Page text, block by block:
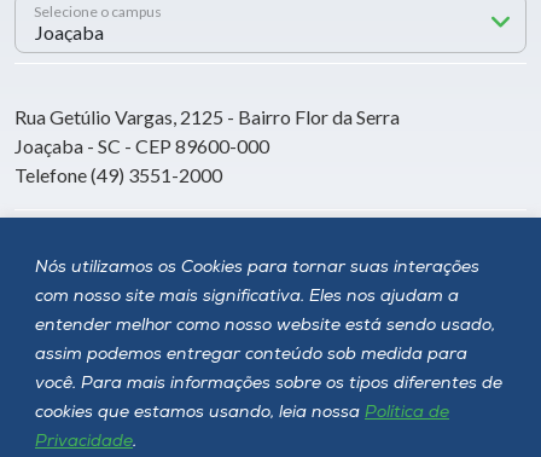
Nós utilizamos os Cookies para tornar suas interações
com nosso site mais significativa. Eles nos ajudam a
entender melhor como nosso website está sendo usado,
assim podemos entregar conteúdo sob medida para
você. Para mais informações sobre os tipos diferentes de
cookies que estamos usando, leia nossa Política de
Privacidade.
Selecione o campus
Rua Getúlio Vargas, 2125 - Bairro Flor da Serra
Joaçaba - SC - CEP 89600-000
Telefone (49) 3551-2000
Siga a Unoesc